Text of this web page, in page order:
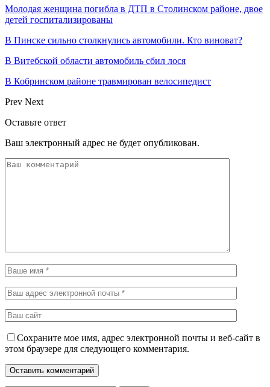
Молодая женщина погибла в ДТП в Столинском районе, двое
детей госпитализированы
В Пинске сильно столкнулись автомобили. Кто виноват?
В Витебской области автомобиль сбил лося
В Кобринском районе травмирован велосипедист
Prev Next
Оставьте ответ
Ваш электронный адрес не будет опубликован.
Сохраните мое имя, адрес электронной почты и веб-сайт в
этом браузере для следующего комментария.